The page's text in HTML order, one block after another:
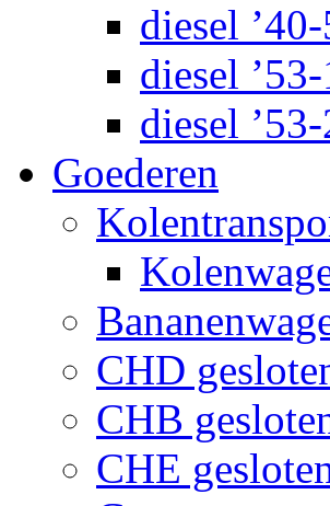
diesel
diesel ’53-
diesel
Goederen
CHD
CHB
CHE